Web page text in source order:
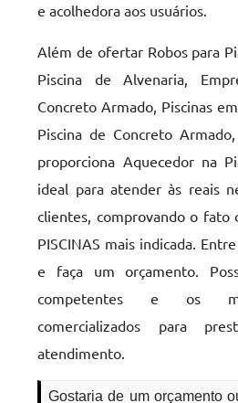
e acolhedora aos usuários.
Além de ofertar Robos para
Piscina de Alvenaria,
Concreto Armado, Piscinas
Piscina de Concreto
proporciona Aquecedor na
ideal para atender às reais
clientes, comprovando o fato
PISCINAS mais indicada.
e faça um orçamento.
competentes e os
comercializados para
atendimento.
Gostaria de um orçamento